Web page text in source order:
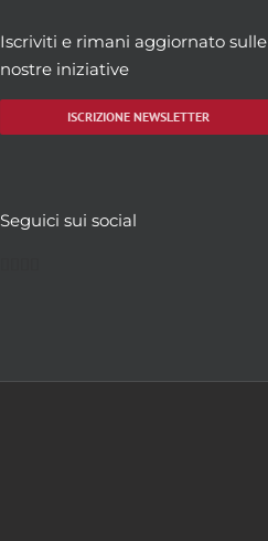
Iscriviti e rimani aggiornato sulle
nostre iniziative
ISCRIZIONE NEWSLETTER
Seguici sui social